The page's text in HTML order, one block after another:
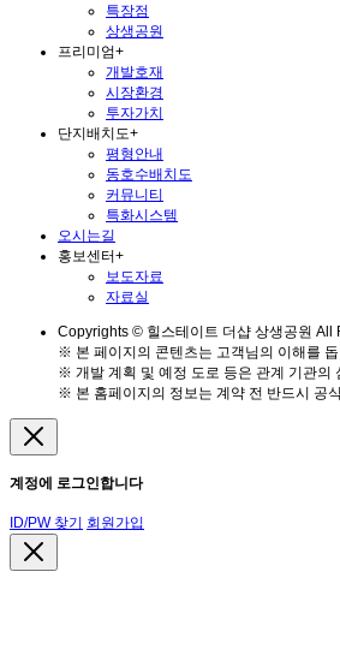
특장점
상생공원
프리미엄+
개발호재
시장환경
투자가치
단지배치도+
평형안내
동호수배치도
커뮤니티
특화시스템
오시는길
홍보센터+
보도자료
자료실
Copyrights © 힐스테이트 더샵 상생공원 All
※ 본 페이지의 콘텐츠는 고객님의 이해를
※ 개발 계획 및 예정 도로 등은 관계 기관의
※ 본 홈페이지의 정보는 계약 전 반드시 공
계정에 로그인합니다
ID/PW 찾기 회원가입